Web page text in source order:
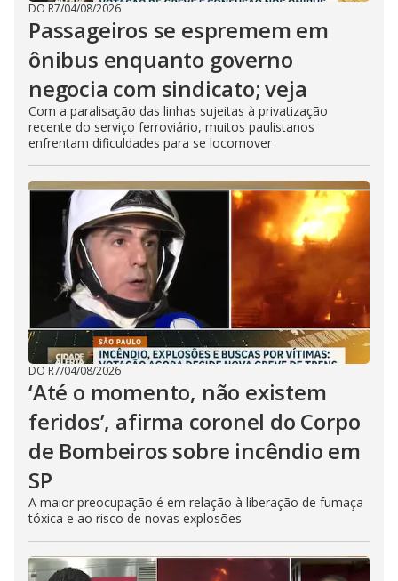
DO R7/04/08/2026
Passageiros se espremem em
ônibus enquanto governo
negocia com sindicato; veja
Com a paralisação das linhas sujeitas à privatização
recente do serviço ferroviário, muitos paulistanos
enfrentam dificuldades para se locomover
DO R7/04/08/2026
‘Até o momento, não existem
feridos’, afirma coronel do Corpo
de Bombeiros sobre incêndio em
SP
A maior preocupação é em relação à liberação de fumaça
tóxica e ao risco de novas explosões